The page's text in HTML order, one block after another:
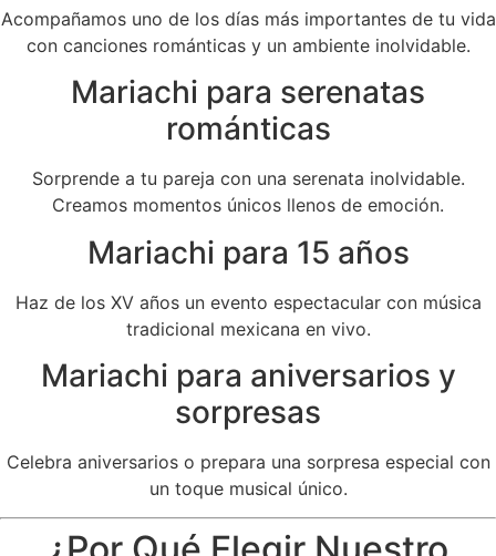
Acompañamos uno de los días más importantes de tu vida
con canciones románticas y un ambiente inolvidable.
Mariachi para serenatas
románticas
Sorprende a tu pareja con una serenata inolvidable.
Creamos momentos únicos llenos de emoción.
Mariachi para 15 años
Haz de los XV años un evento espectacular con música
tradicional mexicana en vivo.
Mariachi para aniversarios y
sorpresas
Celebra aniversarios o prepara una sorpresa especial con
un toque musical único.